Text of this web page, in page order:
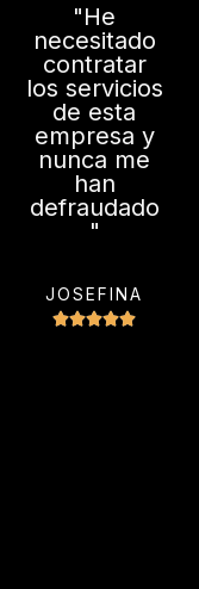
"He
necesitado
contratar
los servicios
de esta
empresa y
nunca me
han
defraudado
"
JOSEFINA
V